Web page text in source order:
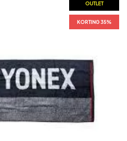
OUTLET
KORTING 35%